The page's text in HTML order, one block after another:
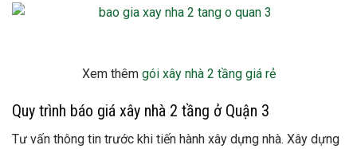
Xem thêm gói xây nhà 2 tầng giá rẻ
Quy trình báo giá xây nhà 2 tầng ở Quận 3
Tư vấn thông tin trước khi tiến hành xây dựng nhà. Xây dựng